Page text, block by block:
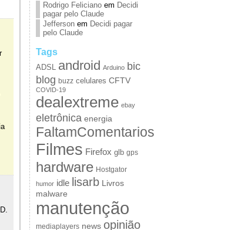
Rodrigo Feliciano em Decidi
pagar pelo Claude
Jefferson em Decidi pagar
pelo Claude
Tags
ADSL android Arduino bic
blog buzz celulares CFTV
COVID-19
dealextreme ebay
eletrônica energia
FaltamComentarios
Filmes Firefox glb gps
hardware Hostgator
humor idle lisarb Livros
malware
manutenção
mediaplayers news opinião